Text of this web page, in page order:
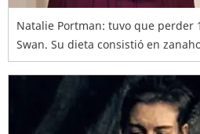
Natalie Portman: tuvo que perder
Swan. Su dieta consistió en